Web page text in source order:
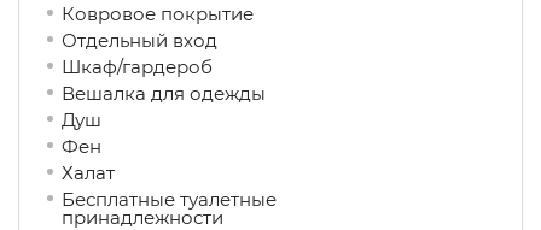
Ковровое покрытие
Отдельный вход
Шкаф/гардероб
Вешалка для одежды
Душ
Фен
Халат
Бесплатные туалетные
принадлежности